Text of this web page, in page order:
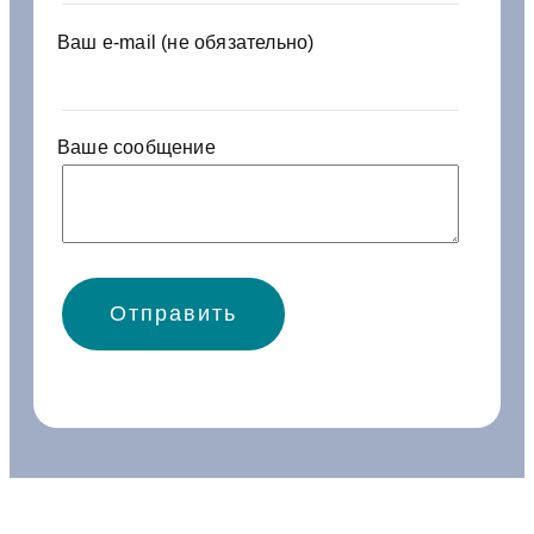
Ваш e-mail (не обязательно)
Ваше сообщение